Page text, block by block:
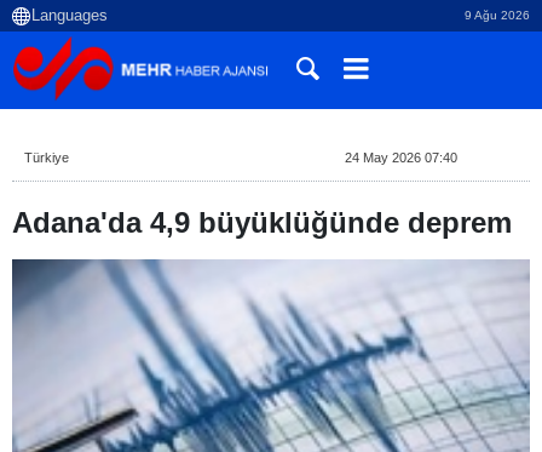
9 Ağu 2026
Türkiye 24 May 2026 07:40
Adana'da 4,9 büyüklüğünde deprem